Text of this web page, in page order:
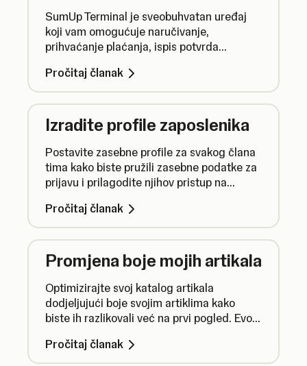
SumUp Terminal je sveobuhvatan uređaj
koji vam omogućuje naručivanje,
prihvaćanje plaćanja, ispis potvrda
značajkama SumUp poslovnog račun.
Pročitaj članak
Izradite profile zaposlenika
Postavite zasebne profile za svakog člana
tima kako biste pružili zasebne podatke za
prijavu i prilagodite njihov pristup na
Pročitaj članak
Promjena boje mojih artikala
Optimizirajte svoj katalog artikala
dodjeljujući boje svojim artiklima kako
biste ih razlikovali već na prvi pogled. Evo
Pročitaj članak